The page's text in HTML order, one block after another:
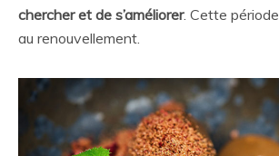
chercher et de s’améliorer. Cette
au renouvellement.